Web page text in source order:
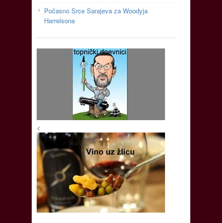
Počasno Srce Sarajeva za Woodyja
Harrelsona
<